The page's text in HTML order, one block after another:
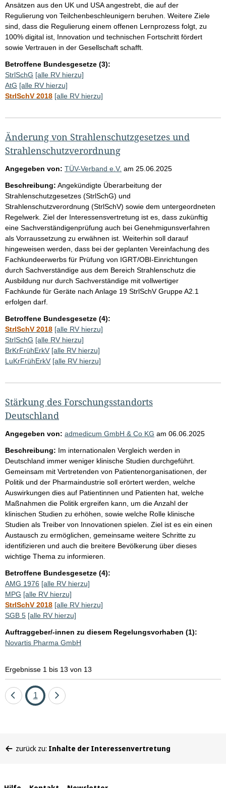
Ansätzen aus den UK und USA angestrebt, die auf der
Regulierung von Teilchenbeschleunigern beruhen. Weitere Ziele
sind, dass die Regulierung einem offenen Lernprozess folgt, zu
100% digital ist, Innovation und technischen Fortschritt fördert
sowie Vertrauen in der Gesellschaft schafft.
Betroffene Bundesgesetze (3):
StrlSchG [alle RV hierzu]
AtG [alle RV hierzu]
StrlSchV 2018 [alle RV hierzu]
Änderung von Strahlenschutzgesetzes und
Strahlenschutzverordnung
Angegeben von: TÜV-Verband e.V. am 25.06.2025
Beschreibung: Angekündigte Überarbeitung der
Strahlenschutzgesetzes (StrlSchG) und
Strahlenschutzverordnung (StrlSchV) sowie dem untergeordneten
Regelwerk. Ziel der Interessensvertretung ist es, dass zukünftig
eine Sachverständigenprüfung auch bei Genehmigunsverfahren
als Vorraussetzung zu erwähnen ist. Weiterhin soll darauf
hingeweisen werden, dass bei der geplanten Vereinfachung des
Fachkundeerwerbs für Prüfung von IGRT/OBI-Einrichtungen
durch Sachverständige aus dem Bereich Strahlenschutz die
Ausbildung nur durch Sachverständige mit vollwertiger
Fachkunde für Geräte nach Anlage 19 StrlSchV Gruppe A2.1
erfolgen darf.
Betroffene Bundesgesetze (4):
StrlSchV 2018 [alle RV hierzu]
StrlSchG [alle RV hierzu]
BrKrFrühErkV [alle RV hierzu]
LuKrFrühErkV [alle RV hierzu]
Stärkung des Forschungsstandorts
Deutschland
Angegeben von: admedicum GmbH & Co KG am 06.06.2025
Beschreibung: Im internationalen Vergleich werden in
Deutschland immer weniger klinische Studien durchgeführt.
Gemeinsam mit Vertretenden von Patientenorganisationen, der
Politik und der Pharmaindustrie soll erörtert werden, welche
Auswirkungen dies auf Patientinnen und Patienten hat, welche
Maßnahmen die Politik ergreifen kann, um die Anzahl der
klinischen Studien zu erhöhen, sowie welche Rolle klinische
Studien als Treiber von Innovationen spielen. Ziel ist es ein einen
Austausch zu ermöglichen, gemeinsame weitere Schritte zu
identifizieren und auch die breitere Bevölkerung über dieses
wichtige Thema zu informieren.
Betroffene Bundesgesetze (4):
AMG 1976 [alle RV hierzu]
MPG [alle RV hierzu]
StrlSchV 2018 [alle RV hierzu]
SGB 5 [alle RV hierzu]
Auftraggeber/-innen zu diesem Regelungsvorhaben (1):
Novartis Pharma GmbH
Ergebnisse 1 bis 13 von 13
EineSeite
1
Eine
befinden
zurück zu: Inhalte der Interessenvertretung